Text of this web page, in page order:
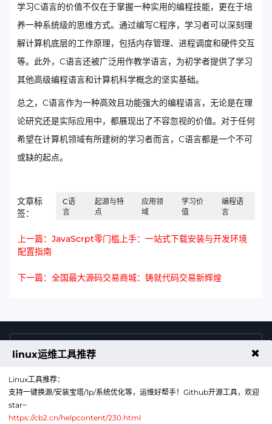
学习C语言的价值不仅在于掌握一种实用的编程技能，更在于培
养一种系统级的思维方式。通过编写C程序，学习者可以深刻理
解计算机底层的工作原理，包括内存管理、进程调度和硬件交互
等。此外，C语言还被广泛用作教学语言，为初学者提供了学习
其他高级编程语言和计算机科学概念的坚实基础。
总之，C语言作为一种高效且功能强大的编程语言，无论是在理
论研究还是实际应用中，都展现出了不容忽视的价值。对于任何
希望在计算机领域有所建树的学习者而言，C语言都是一个不可
或缺的起点。
文章标
签：
C语
言
起源与特
点
应用领
域
学习价
值
编程语
言
上一篇：JavaScrpt零门槛上手：一站式下载安装与开发环境
配置指南
下一篇：全国最大源码交易商城：铸就代码交易新辉煌
售前咨询热线
linux运维工具推荐 ✖
Linux工具推荐：
支持一键换源/安装宝塔/1p/系统优化等，运维好帮手！Github开源工具，欢迎
star~
https://cb2.cn/helpcontent/230.html